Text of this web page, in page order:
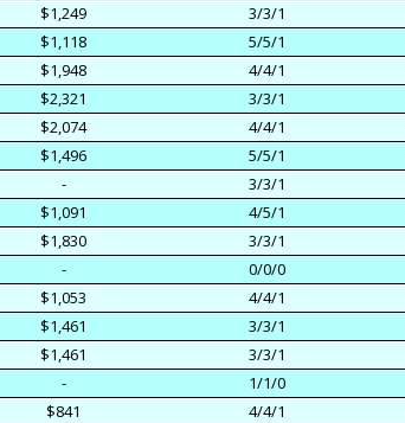
$1,249 3/3/1
$1,118 5/5/1
$1,948 4/4/1
$2,321 3/3/1
$2,074 4/4/1
$1,496 5/5/1
- 3/3/1
$1,091 4/5/1
$1,830 3/3/1
- 0/0/0
$1,053 4/4/1
$1,461 3/3/1
$1,461 3/3/1
- 1/1/0
$841 4/4/1